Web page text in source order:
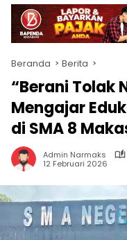
Beranda Berita
“Berani Tolak
Mengajar
di SMA 8
Admin Narmaks
12 Februari 2026